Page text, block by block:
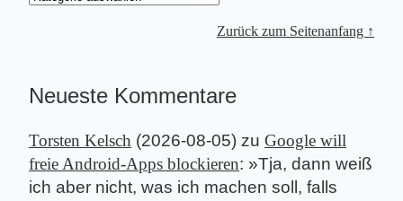
Zurück zum Seitenanfang ↑
Neueste Kommentare
Torsten Kelsch (2026-08-05) zu Google will
freie Android-Apps blockieren: »Tja, dann weiß
ich aber nicht, was ich machen soll, falls